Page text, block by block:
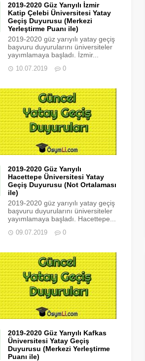
2019-2020 Güz Yarıyılı İzmir
Katip Çelebi Üniversitesi Yatay
Geçiş Duyurusu (Merkezi
Yerleştirme Puanı ile)
2019-2020 güz yarıyılı yatay geçiş
başvuru duyurularını üniversiteler
yayımlamaya başladı. İzmir...
10.07.2019 0
2019-2020 Güz Yarıyılı
Hacettepe Üniversitesi Yatay
Geçiş Duyurusu (Not Ortalaması
ile)
2019-2020 güz yarıyılı yatay geçiş
başvuru duyurularını üniversiteler
yayımlamaya başladı. Hacettepe...
09.07.2019 0
2019-2020 Güz Yarıyılı Kafkas
Üniversitesi Yatay Geçiş
Duyurusu (Merkezi Yerleştirme
Puanı ile)